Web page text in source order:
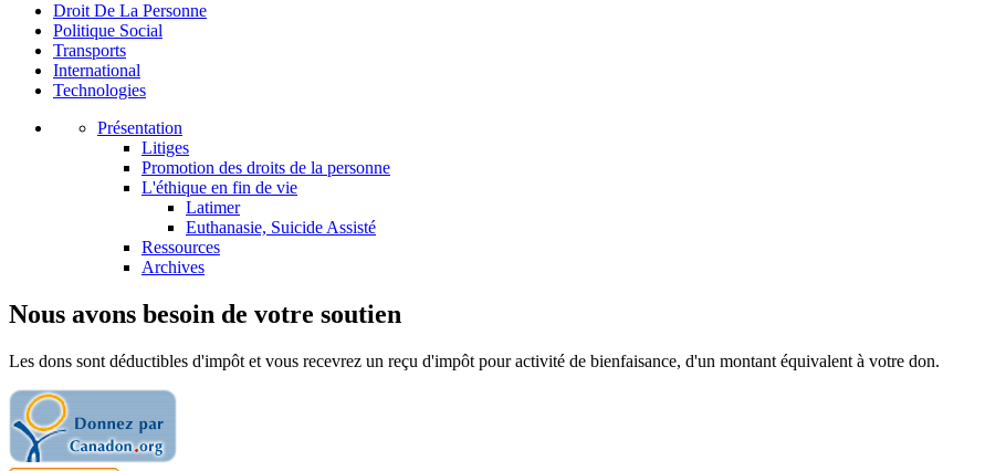
Droit De La Personne
Politique Social
Transports
International
Technologies
Présentation
Litiges
Promotion des droits de la personne
L'éthique en fin de vie
Latimer
Euthanasie, Suicide Assisté
Ressources
Archives
Nous avons besoin de votre soutien
Les dons sont déductibles d'impôt et vous recevrez un reçu d'impôt pour activité de bienfaisance, d'un montant équivalent à votre don.